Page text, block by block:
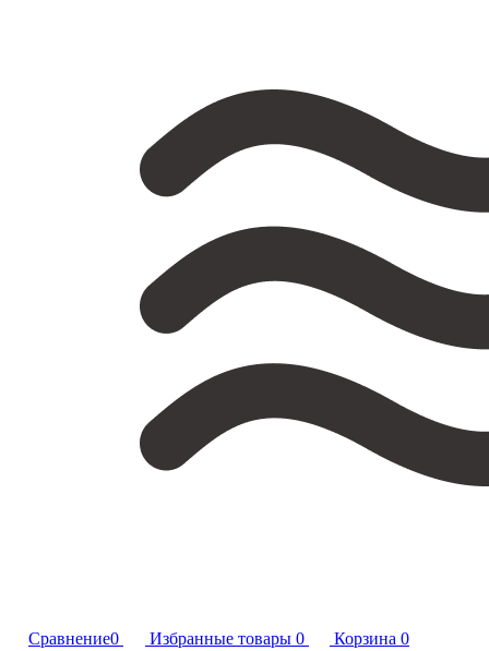
Сравнение0 Избранные товары 0 Корзина 0